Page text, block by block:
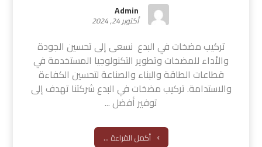
Admin
أكتوبر 24, 2024
تركيب مضخات في البدع نسعى إلى تحسين الجودة
والأداء للمضخات وتطوير التكنولوجيا المستخدمة في
قطاعات الطاقة والبناء والصناعة لتحسين الكفاءة
والاستدامة. تركيب مضخات في البدع شركتنا تهدف إلى
توفير أفضل ...
أكمل القراءة ...